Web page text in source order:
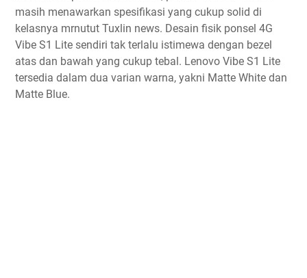
masih menawarkan spesifikasi yang cukup solid di
kelasnya mrnutut Tuxlin news. Desain fisik ponsel 4G
Vibe S1 Lite sendiri tak terlalu istimewa dengan bezel
atas dan bawah yang cukup tebal. Lenovo Vibe S1 Lite
tersedia dalam dua varian warna, yakni Matte White dan
Matte Blue.